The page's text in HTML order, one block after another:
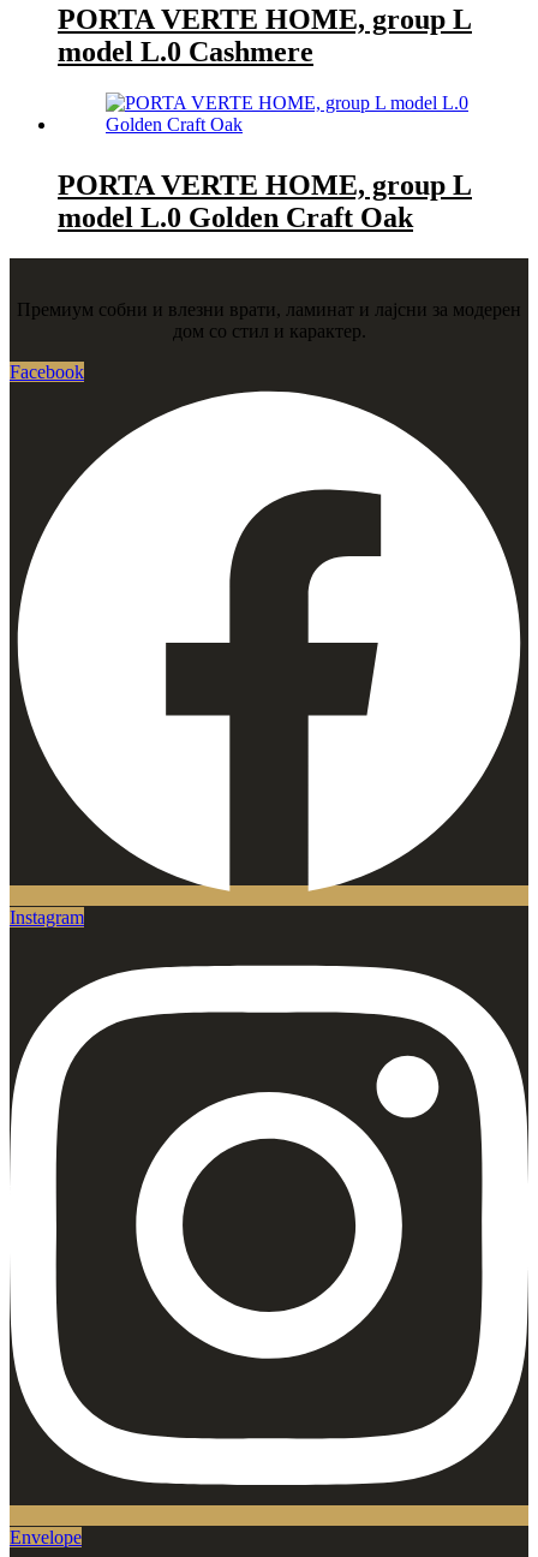
PORTA VERTE HOME, group L
model L.0 Cashmere
PORTA VERTE HOME, group L
model L.0 Golden Craft Oak
Премиум собни и влезни врати, ламинат и лајсни за модерен
дом со стил и карактер.
Facebook
Instagram
Envelope